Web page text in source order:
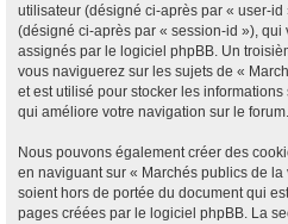
utilisateur (désigné ci-après par « user-
(désigné ci-après par « session-id »), qui
assignés par le logiciel phpBB. Un
vous naviguerez sur les sujets de «
et est utilisé pour stocker les
qui améliore votre navigation sur le forum.
Nous pouvons également créer des
en naviguant sur « Marchés publics de
soient hors de portée du document qui
pages créées par le logiciel phpBB. La